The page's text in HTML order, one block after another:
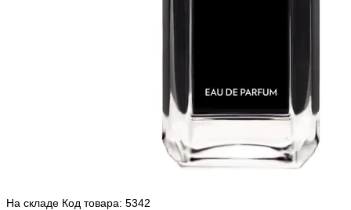
На складе Код товара: 5342